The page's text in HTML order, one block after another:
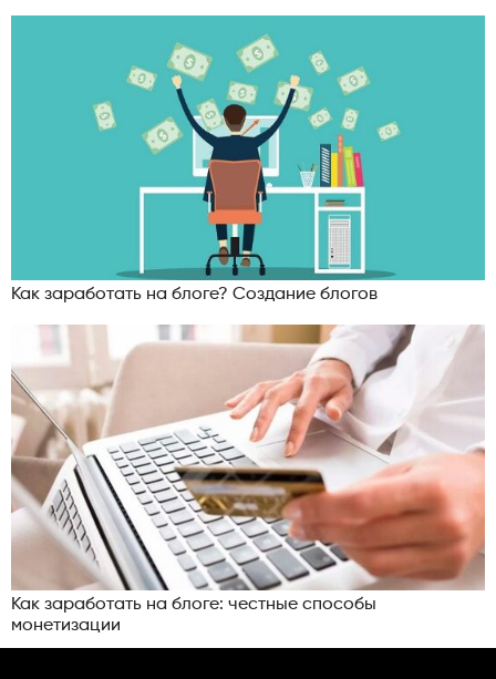
Как заработать на блоге? Создание блогов
Как заработать на блоге: честные способы
монетизации